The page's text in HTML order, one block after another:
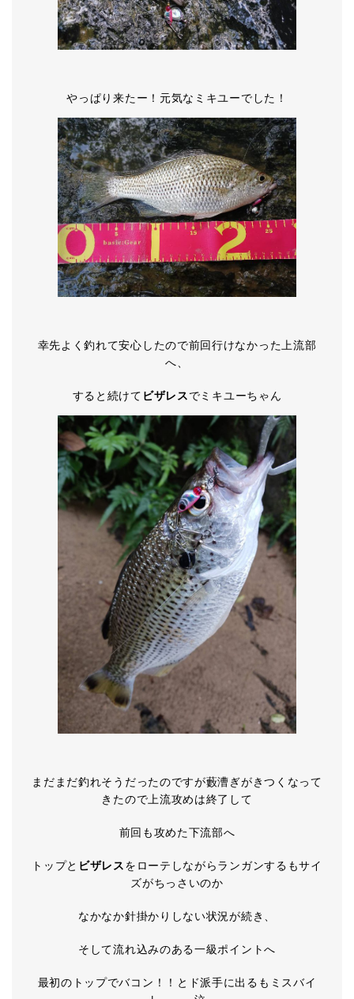
やっぱり来たー！元気なミキユーでした！
幸先よく釣れて安心したので前回行けなかった上流部
へ、
すると続けて ビザレスでミキユーちゃん
まだまだ釣れそうだったのですが藪漕ぎがきつくなって
きたので上流攻めは終了して
前回も攻めた下流部へ
トップと ビザレスをローテしながらランガンするもサイ
ズがちっさいのか
なかなか針掛かりしない状況が続き、
そして流れ込みのある一級ポイントへ
最初のトップでバコン！！とド派手に出るもミスバイ